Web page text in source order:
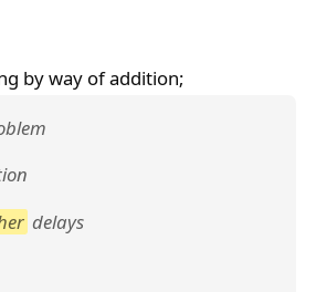
by way of addition;
delays